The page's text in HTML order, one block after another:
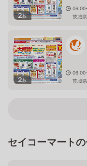
2枚
茨城
2枚
茨城
セイコーマート